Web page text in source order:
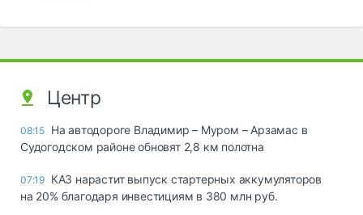
Центр
08:15 На автодороге Владимир – Муром – Арзамас в
Судогодском районе обновят 2,8 км полотна
07:19 КАЗ нарастит выпуск стартерных аккумуляторов
на 20% благодаря инвестициям в 380 млн руб.